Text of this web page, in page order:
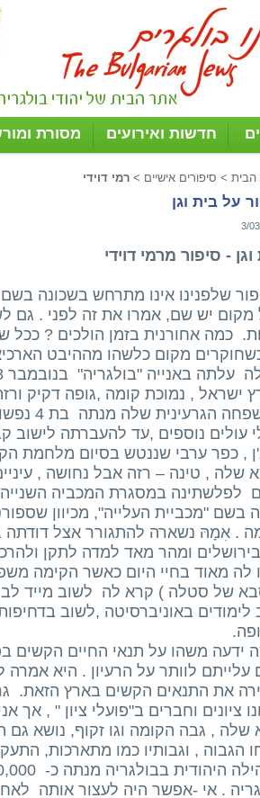
חדשות ואירועים מסורת
הבית > סיפורים אישיים > רמי דוידי
על בית וגן
3/
וגן - סיפור מרמי דוידי
שלפנינו אינו מתרחש בשכונה
מקום יש שם, אמרו את זה לפני . גם
כמה אחורנית בזמן הולכים ?
מקום כלשהו מההיבט
ישראל , נמוכת קומה ,גופה דקיק
עולים נוספים ,עד להעברתה
, כפר ערבי שננטש בסיום מלחמת
שלה , טינה – רזה אבל נחושה ,
בשם "מכביית העלייה", מכיוון
. אִמָהּ נשארה להתגורר אצל
בירושלים ומהר מאד למדה לתקן
של סטלה ) קרא לה לשוב מייד
לימודים באוניברסיטה ,לשוב
ידעה משהו על תנאי החיים הקשים
עלייתם לוותר על הרעיון . היא
את התנאים הקשים בארץ הזאת.
ציונים וחברים ב"פועלי ציון " ,
שלה , גבה הקומה וגו זקוף, נושא גם
הגבוה , וגבותיו כמו מתארכות,
. אי -אפשר היה לעצור אותה